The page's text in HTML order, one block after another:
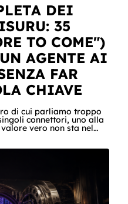
DEI
35
TO COME")
AGENTE AI
FAR
CHIAVE
di cui parliamo troppo
vero non sta nel
insieme. Stamattina
cinque
ha calcolato gli